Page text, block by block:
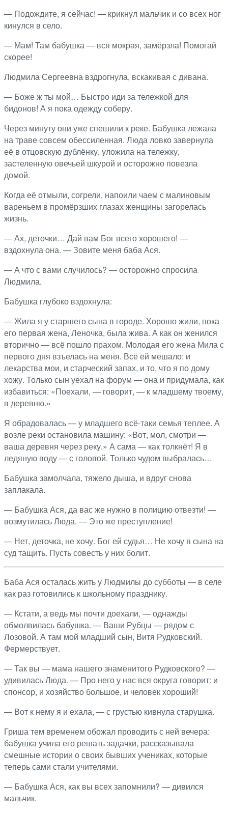
— Подождите, я сейчас! — крикнул мальчик и со всех ног
кинулся в село.
— Мам! Там бабушка — вся мокрая, замёрзла! Помогай
скорее!
Людмила Сергеевна вздрогнула, вскакивая с дивана.
— Боже ж ты мой… Быстро иди за тележкой для
бидонов! А я пока одежду соберу.
Через минуту они уже спешили к реке. Бабушка лежала
на траве совсем обессиленная. Люда ловко завернула
её в отцовскую дублёнку, уложила на тележку,
застеленную овечьей шкурой и осторожно повезла
домой.
Когда её отмыли, согрели, напоили чаем с малиновым
вареньем в промёрзших глазах женщины загорелась
жизнь.
— Ах, деточки… Дай вам Бог всего хорошего! —
вздохнула она. — Зовите меня баба Ася.
— А что с вами случилось? — осторожно спросила
Людмила.
Бабушка глубоко вздохнула:
— Жила я у старшего сына в городе. Хорошо жили, пока
его первая жена, Леночка, была жива. А как он женился
вторично — всё пошло прахом. Молодая его жена Мила с
первого дня взъелась на меня. Всё ей мешало: и
лекарства мои, и старческий запах, и то, что я по дому
хожу. Только сын уехал на форум — она и придумала, как
избавиться: «Поехали, — говорит, — к младшему твоему,
в деревню.»
Я обрадовалась — у младшего всё-таки семья теплее. А
возле реки остановила машину: «Вот, мол, смотри —
ваша деревня через реку.» А сама — как толкнёт! Я в
ледяную воду — с головой. Только чудом выбралась…
Бабушка замолчала, тяжело дыша, и вдруг снова
заплакала.
— Бабушка Ася, да вас же нужно в полицию отвезти! —
возмутилась Люда. — Это же преступление!
— Нет, деточка, не хочу. Бог ей судья… Не хочу я сына на
суд тащить. Пусть совесть у них болит.
Баба Ася осталась жить у Людмилы до субботы — в селе
как раз готовились к школьному празднику.
— Кстати, а ведь мы почти доехали, — однажды
обмолвилась бабушка. — Ваши Рубцы — рядом с
Лозовой. А там мой младший сын, Витя Рудковский.
Фермерствует.
— Так вы — мама нашего знаменитого Рудковского? —
удивилась Люда. — Про него у нас вся округа говорит: и
спонсор, и хозяйство большое, и человек хороший!
— Вот к нему я и ехала, — с грустью кивнула старушка.
Гриша тем временем обожал проводить с ней вечера:
бабушка учила его решать задачки, рассказывала
смешные истории о своих бывших учениках, которые
теперь сами стали учителями.
— Бабушка Ася, как вы всех запомнили? — дивился
мальчик.